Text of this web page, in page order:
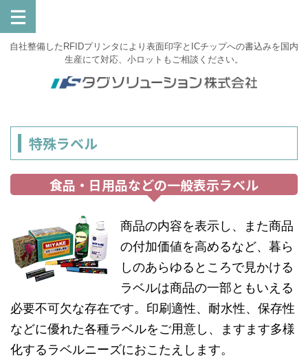
自社整備したRFIDプリンタにより表面印字とICチップへの書込みを国内
生産にて対応、小ロットもご相談ください。
特殊ラベル
食品・日用品などの一般表示ラベル
商品の内容を表示し、また商品
の付加価値を高めるなど、暮ら
しのあらゆるところで見かける
ラベルは商品の一部ともいえる
必要不可欠な存在です。印刷適性、耐水性、保存性
などに優れた各種ラベルをご用意し、ますます多様
化するラベルニーズにおこたえします。